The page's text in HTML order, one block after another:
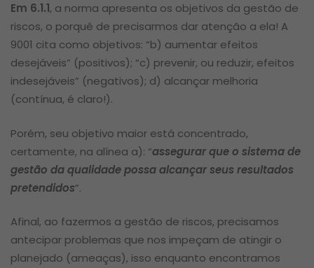
Em 6.1.1, a norma apresenta os objetivos da gestão de
riscos, o porquê de precisarmos dar atenção a ela! A
9001 cita como objetivos: “b) aumentar efeitos
desejáveis” (positivos); “c) prevenir, ou reduzir, efeitos
indesejáveis” (negativos); d) alcançar melhoria
(contínua, é claro!).
Porém, seu objetivo maior está concentrado,
certamente, na alínea a): “assegurar que o sistema de
gestão da qualidade possa alcançar seus resultados
pretendidos”.
Afinal, ao fazermos a gestão de riscos, precisamos
antecipar problemas que nos impeçam de atingir o
planejado (ameaças), isso enquanto encontramos